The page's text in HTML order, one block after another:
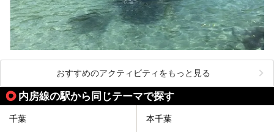
おすすめのアクティビティをもっと見る
内房線の駅から同じテーマで探す
千葉 本千葉